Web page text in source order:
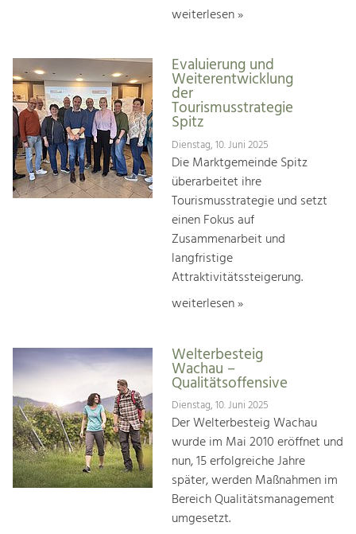
weiterlesen »
Evaluierung und
Weiterentwicklung
der
Tourismusstrategie
Spitz
Dienstag, 10. Juni 2025
Die Marktgemeinde Spitz
überarbeitet ihre
Tourismusstrategie und setzt
einen Fokus auf
Zusammenarbeit und
langfristige
Attraktivitätssteigerung.
weiterlesen »
Welterbesteig
Wachau –
Qualitätsoffensive
Dienstag, 10. Juni 2025
Der Welterbesteig Wachau
wurde im Mai 2010 eröffnet und
nun, 15 erfolgreiche Jahre
später, werden Maßnahmen im
Bereich Qualitätsmanagement
umgesetzt.